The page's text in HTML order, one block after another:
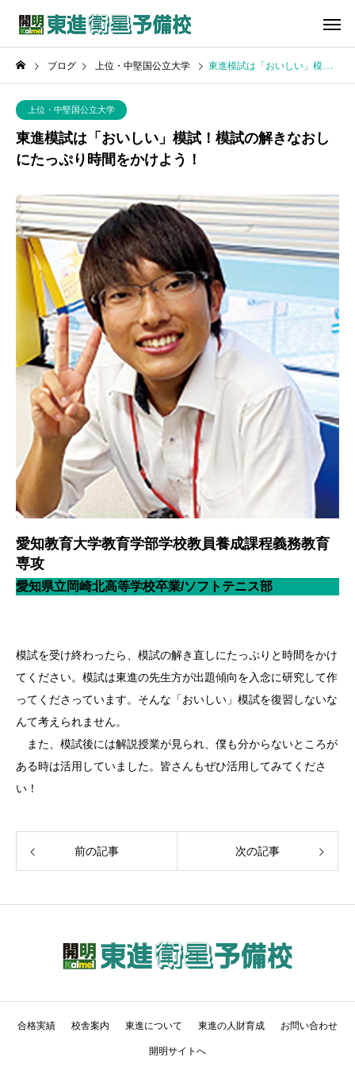
ブログ 上位・中堅国公立大学 東進模試は「おいしい」模試！模試の解きなおしにたっぷり時間をかけよう！
上位・中堅国公立大学
東進模試は「おいしい」模試！模試の解きなおし
にたっぷり時間をかけよう！
愛知教育大学教育学部学校教員養成課程義務教育
専攻
愛知県立岡崎北高等学校卒業/ソフトテニス部
模試を受け終わったら、模試の解き直しにたっぷりと時間をかけ
てください。模試は東進の先生方が出題傾向を入念に研究して作
ってくださっています。そんな「おいしい」模試を復習しないな
んて考えられません。
また、模試後には解説授業が見られ、僕も分からないところが
ある時は活用していました。皆さんもぜひ活用してみてくださ
い！
前の記事 次の記事
合格実績 校舎案内 東進について 東進の人財育成 お問い合わせ
開明サイトへ